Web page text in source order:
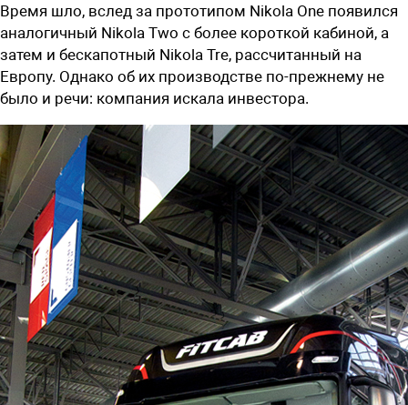
Время шло, вслед за прототипом Nikola One появился
аналогичный Nikola Two с более короткой кабиной, а
затем и бескапотный Nikola Tre, рассчитанный на
Европу. Однако об их производстве по-прежнему не
было и речи: компания искала инвестора.